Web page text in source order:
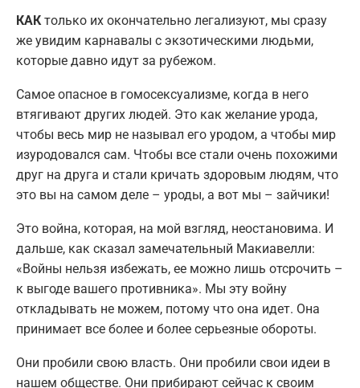
КАКтолько их окончательно легализуют, мы сразу
же увидим карнавалы с экзотическими людьми,
которые давно идут за рубежом.
Самое опасное в гомосексуализме, когда в него
втягивают других людей. Это как желание урода,
чтобы весь мир не называл его уродом, а чтобы мир
изуродовался сам. Чтобы все стали очень похожими
друг на друга и стали кричать здоровым людям, что
это вы на самом деле – уроды, а вот мы – зайчики!
Это война, которая, на мой взгляд, неостановима. И
дальше, как сказал замечательный Макиавелли:
«Войны нельзя избежать, ее можно лишь отсрочить –
к выгоде вашего противника». Мы эту войну
откладывать не можем, потому что она идет. Она
принимает все более и более серьезные обороты.
Они пробили свою власть. Они пробили свои идеи в
нашем обществе. Они прибирают сейчас к своим